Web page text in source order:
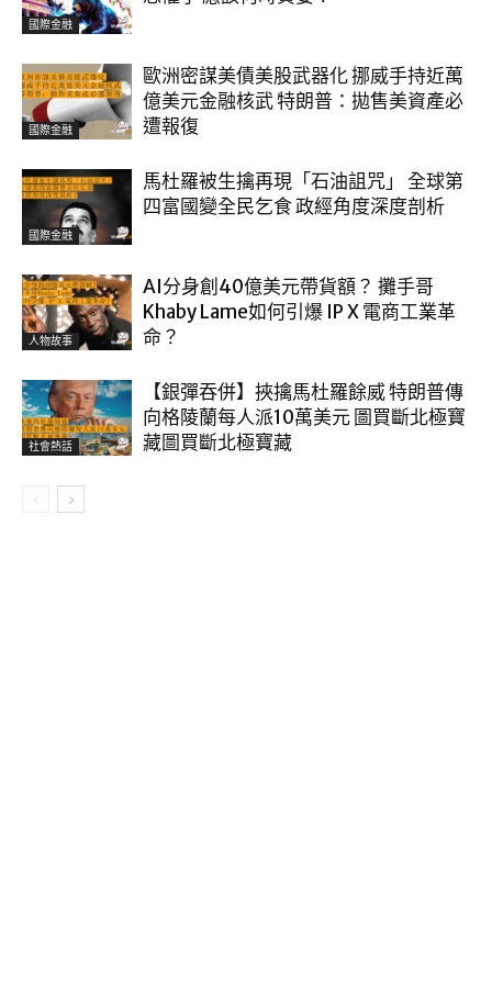
國際金融
國際金融
歐洲密謀美債美股武器化 挪威手持近萬
億美元金融核武 特朗普：拋售美資產必
遭報復
國際金融
馬杜羅被生擒再現「石油詛咒」 全球第
四富國變全民乞食 政經角度深度剖析
人物故事
AI分身創40億美元帶貨額？ 攤手哥
Khaby Lame如何引爆 IP X 電商工業革
命？
社會熱話
【銀彈吞併】挾擒馬杜羅餘威 特朗普傳
向格陵蘭每人派10萬美元 圖買斷北極寶
藏圖買斷北極寶藏